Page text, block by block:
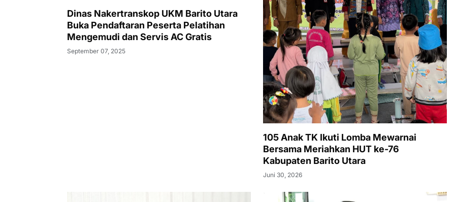
Dinas Nakertranskop UKM Barito Utara
Buka Pendaftaran Peserta Pelatihan
Mengemudi dan Servis AC Gratis
September 07, 2025
105 Anak TK Ikuti Lomba Mewarnai
Bersama Meriahkan HUT ke-76
Kabupaten Barito Utara
Juni 30, 2026